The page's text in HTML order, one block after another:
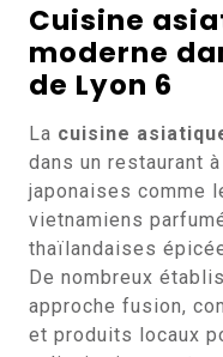
Cuisine
moderne
de Lyon 6
La cuisine
dans un restaurant
japonaises comme
vietnamiens
thaïlandaises
De nombreux
approche fusion,
et produits locaux